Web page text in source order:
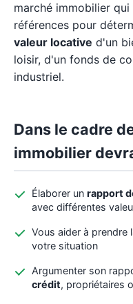
marché immobilier
références pour
valeur locative d'un
loisir, d'un fonds de
industriel.
Dans le cadre
immobilier
Élaborer un rapport
avec différentes
Vous aider à prendre
votre situation
Argumenter son
crédit, propriétaires